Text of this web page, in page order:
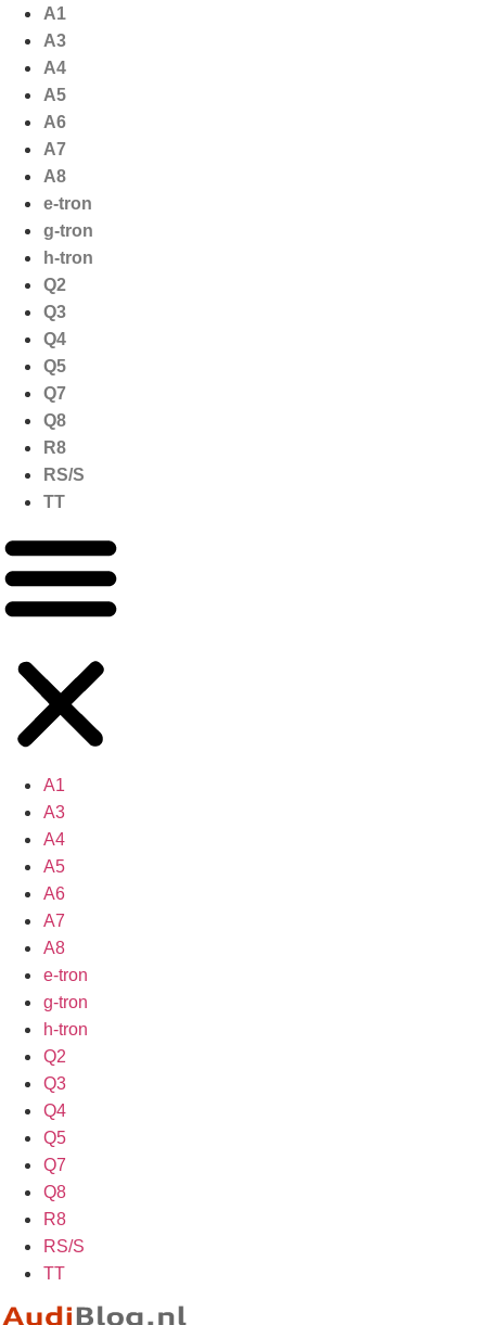
naar
inhoud
A1
A3
A4
A5
A6
A7
A8
e-tron
g-tron
h-tron
Q2
Q3
Q4
Q5
Q7
Q8
R8
RS/S
TT
A1
A3
A4
A5
A6
A7
A8
e-tron
g-tron
h-tron
Q2
Q3
Q4
Q5
Q7
Q8
R8
RS/S
TT